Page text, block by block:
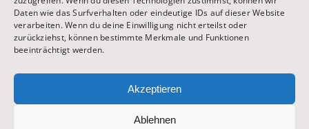
Daten wie das Surfverhalten oder eindeutige IDs auf dieser Website
verarbeiten. Wenn du deine Einwilligung nicht erteilst oder
zurückziehst, können bestimmte Merkmale und Funktionen
beeinträchtigt werden.
Akzeptieren
Ablehnen
Oktoberfest & Volksfeste
Zur Hauptseite